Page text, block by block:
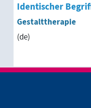
Identischer
Gestalttherapie
(de)